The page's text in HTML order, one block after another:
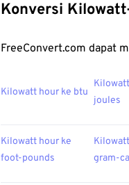
Konversi
FreeConvert.com dapat
Kilowatt hour ke btu
joules
Kilowatt hour ke
foot-pounds
gram-